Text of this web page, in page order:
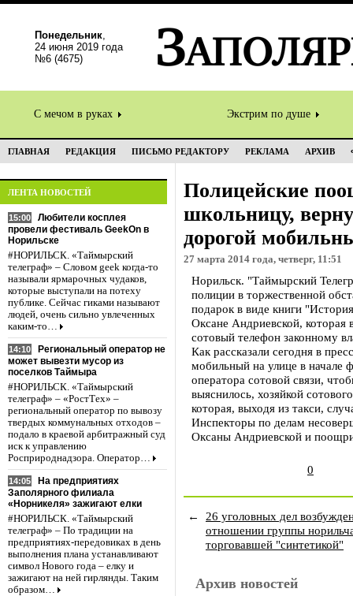
Понедельник,
24 июня 2019 года
№6 (4675)
С мечом в руках Экстрим по душе
ГЛАВНАЯ РЕДАКЦИЯ ПИСЬМО РЕДАКТОРУ РЕКЛАМА АРХИВ
ЛЕНТА НОВОСТЕЙ
15:00
Любители косплея
провели фестиваль GeekOn в
Норильске
#НОРИЛЬСК. «Таймырский
телеграф» – Словом geek когда-то
называли ярмарочных чудаков,
которые выступали на потеху
публике. Сейчас гиками называют
людей, очень сильно увлеченных
каким-то…
14:10
Региональный оператор не
может вывезти мусор из
поселков Таймыра
#НОРИЛЬСК. «Таймырский
телеграф» – «РостТех» –
региональный оператор по вывозу
твердых коммунальных отходов –
подало в краевой арбитражный суд
иск к управлению
Росприроднадзора. Оператор…
14:05
На предприятиях
Заполярного филиала
«Норникеля» зажигают елки
#НОРИЛЬСК. «Таймырский
телеграф» – По традиции на
предприятиях-передовиках в день
выполнения плана устанавливают
символ Нового года – елку и
зажигают на ней гирлянды. Таким
образом…
Полицейские
школьницу,
дорогой
27 марта 2014 года, четверг, 11:51
Норильск. "Таймырский
полиции в торжественной
подарок в виде книги
Оксане Андриевской,
сотовый телефон законному
Как рассказали сегодня в
мобильный на улице в начале
оператора сотовой связи,
выяснилось, хозяйкой
которая, выходя из такси,
Инспекторы по делам
Оксаны Андриевской и
0
←
26 уголовных дел
отношении группы
торговавшей "синтетикой"
Архив новостей